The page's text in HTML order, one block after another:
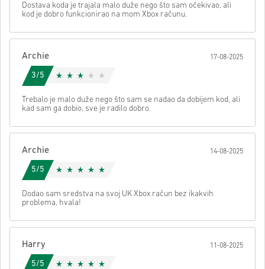
• Unesi svoju e-mail adresu
• Odaberi željeni način plaćanja
svom kodu.
Možemo li vam pomoći oko nečega? Poslati
Dostava koda je trajala malo duže nego što sam očekivao, ali
kod je dobro funkcionirao na mom Xbox računu.
Archie 17-08-2025
3/5
Trebalo je malo duže nego što sam se nadao da dobijem kod, ali
kad sam ga dobio, sve je radilo dobro.
Archie 14-08-2025
5/5
Dodao sam sredstva na svoj UK Xbox račun bez ikakvih
problema, hvala!
Harry 11-08-2025
5/5